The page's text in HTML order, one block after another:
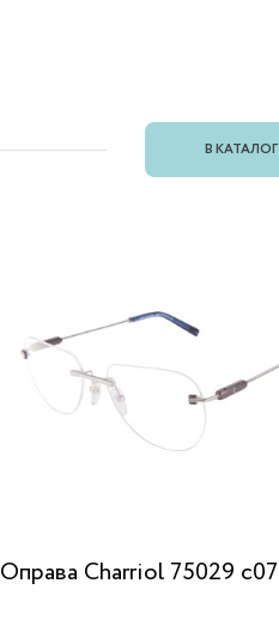
В КАТАЛОГ
Оправа Charriol 75029 c07